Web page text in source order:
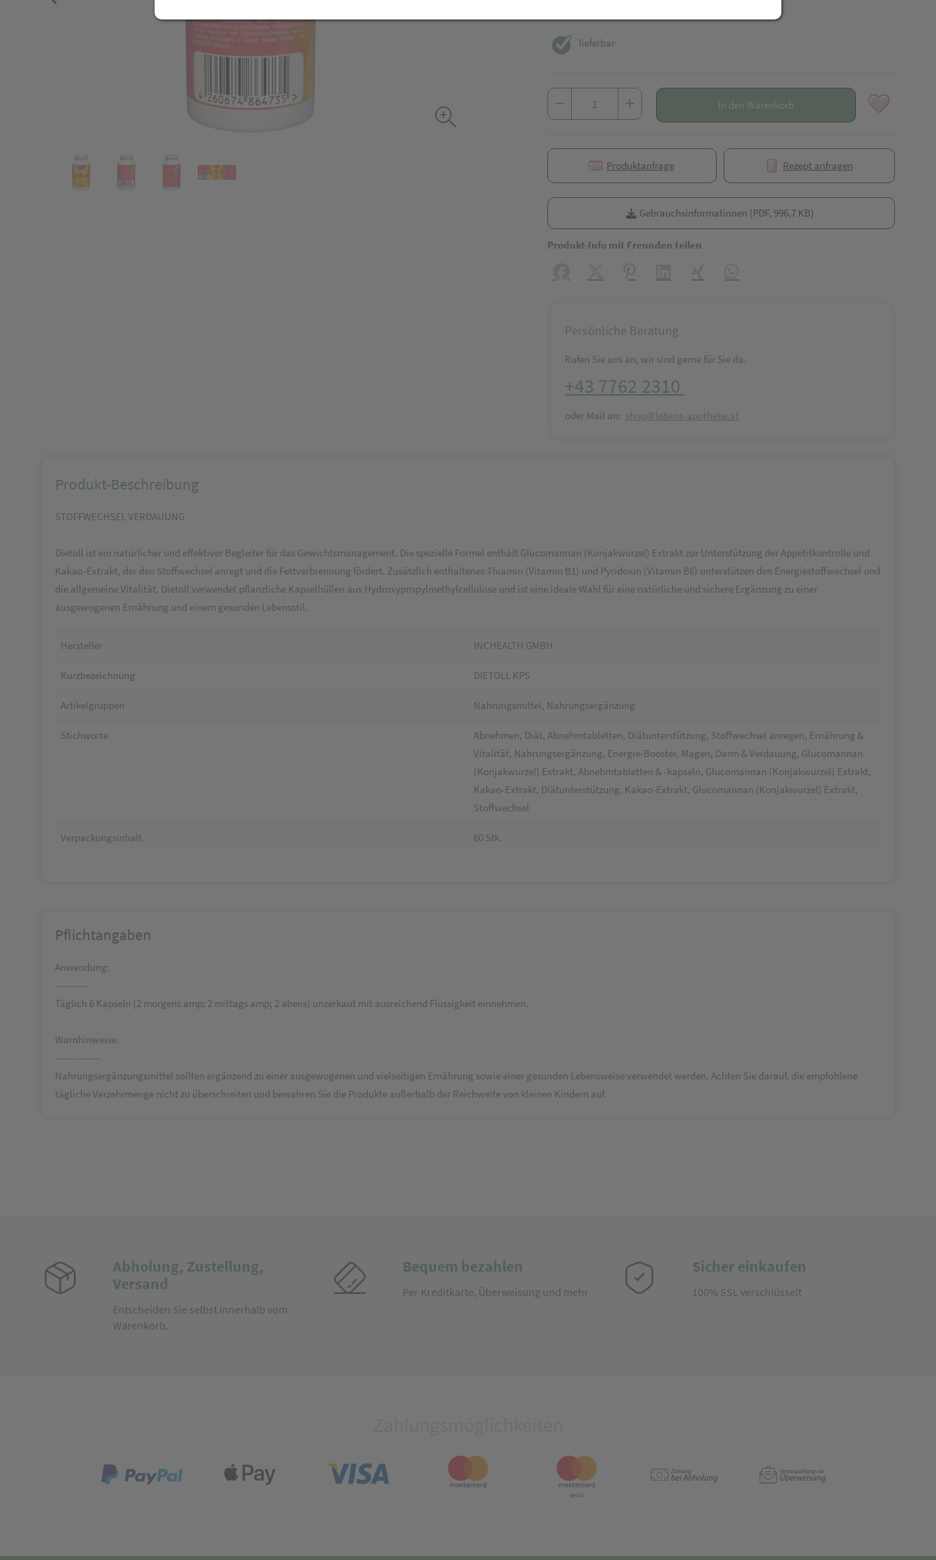
lieferbar
In den Warenkorb
Produktanfrage Rezept anfragen
Gebrauchsinformationen (PDF, 996,7 KB)
Produkt-Info mit Freunden teilen
Persönliche Beratung
Rufen Sie uns an, wir sind gerne für Sie da.
+43 7762 2310
oder Mail an: shop@lebens-apotheke.at
Produkt-Beschreibung
STOFFWECHSEL VERDAUUNG
Dietoll ist ein natürlicher und effektiver Begleiter für das Gewichtsmanagement. Die spezielle Formel enthält Glucomannan (Konjakwurzel) Extrakt zur Unterstützung der Appetitkontrolle und
Kakao-Extrakt, der den Stoffwechsel anregt und die Fettverbrennung fördert. Zusätzlich enthaltenes Thiamin (Vitamin B1) und Pyridoxin (Vitamin B6) unterstützen den Energiestoffwechsel und
die allgemeine Vitalität. Dietoll verwendet pflanzliche Kapselhüllen aus Hydroxypropylmethylcellulose und ist eine ideale Wahl für eine natürliche und sichere Ergänzung zu einer
ausgewogenen Ernährung und einem gesunden Lebensstil.
Hersteller INCHEALTH GMBH
Kurzbezeichnung DIETOLL KPS
Artikelgruppen Nahrungsmittel, Nahrungsergänzung
Stichworte
Abnehmen, Diät, Abnehmtabletten, Diätunterstützung, Stoffwechsel anregen, Ernährung &
Vitalität, Nahrungsergänzung, Energie-Booster, Magen, Darm & Verdauung, Glucomannan
(Konjakwurzel) Extrakt, Abnehmtabletten & -kapseln, Glucomannan (Konjakwurzel) Extrakt,
Kakao-Extrakt, Diätunterstützung, Kakao-Extrakt, Glucomannan (Konjakwurzel) Extrakt,
Stoffwechsel
Verpackungsinhalt 60 Stk.
Pflichtangaben
Anwendung:
----------
Täglich 6 Kapseln (2 morgens amp; 2 mittags amp; 2 abens) unzerkaut mit ausreichend Flüssigkeit einnehmen.
Warnhinweise:
-------------
Nahrungsergänzungsmittel sollten ergänzend zu einer ausgewogenen und vielseitigen Ernährung sowie einer gesunden Lebensweise verwendet werden. Achten Sie darauf, die empfohlene
tägliche Verzehrmenge nicht zu überschreiten und bewahren Sie die Produkte außerhalb der Reichweite von kleinen Kindern auf.
Abholung, Zustellung,
Versand
Entscheiden Sie selbst innerhalb vom
Warenkorb.
Bequem bezahlen
Per Kreditkarte, Überweisung und mehr
Sicher einkaufen
100% SSL verschlüsselt